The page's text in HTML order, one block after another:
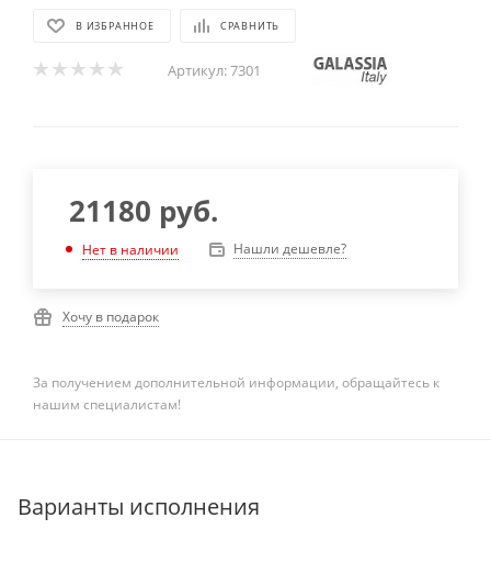
В ИЗБРАННОЕ СРАВНИТЬ
Артикул:7301
21180 руб.
Нет в наличии Нашли дешевле?
Хочу в подарок
За получением дополнительной информации, обращайтесь к
нашим специалистам!
Варианты исполнения